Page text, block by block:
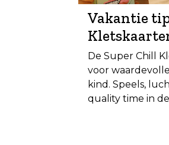
Vakantie
De Super Chill
voor
kind. Speels,
quality time in